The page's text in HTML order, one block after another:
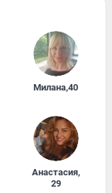
Милана,40
Анастасия,
29